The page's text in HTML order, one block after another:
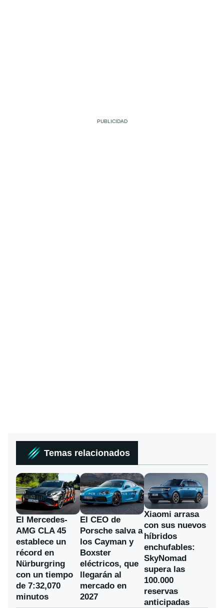
Temas relacionados
El Mercedes-
AMG CLA 45
establece un
récord en
Nürburgring
con un tiempo
de 7:32,070
minutos
El CEO de
Porsche salva a
los Cayman y
Boxster
eléctricos, que
llegarán al
mercado en
2027
Xiaomi arrasa
con sus nuevos
híbridos
enchufables:
SkyNomad
supera las
100.000
reservas
anticipadas